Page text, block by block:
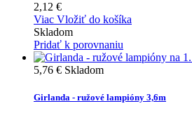
2,12 €
Viac Vložiť do košíka
Skladom
Pridať k porovnaniu
5,76 € Skladom
Girlanda - ružové lampióny 3,6m